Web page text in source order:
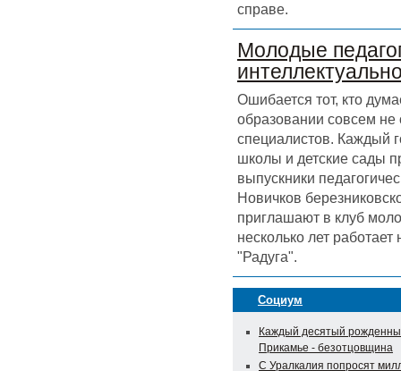
справе.
Молодые
Ошибается тот, кто
образовании совсем
специалистов. Каждый
школы и детские сады
выпускники
Новичков
приглашают в клуб
несколько лет
"Радуга".
Социум
Каждый десятый
Прикамье - безотцовщина
С Уралкалия попросят